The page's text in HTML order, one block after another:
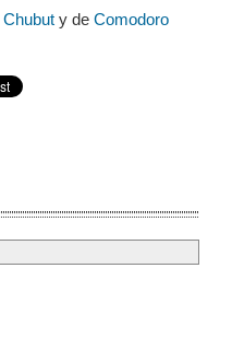
Chubut y de Comodoro